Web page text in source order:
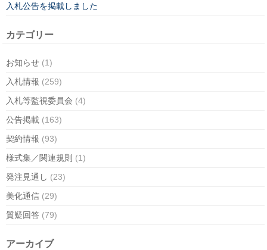
入札公告を掲載しました
カテゴリー
お知らせ (1)
入札情報 (259)
入札等監視委員会 (4)
公告掲載 (163)
契約情報 (93)
様式集／関連規則 (1)
発注見通し (23)
美化通信 (29)
質疑回答 (79)
アーカイブ